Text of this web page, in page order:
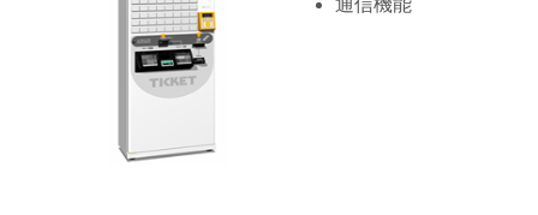
通信機能